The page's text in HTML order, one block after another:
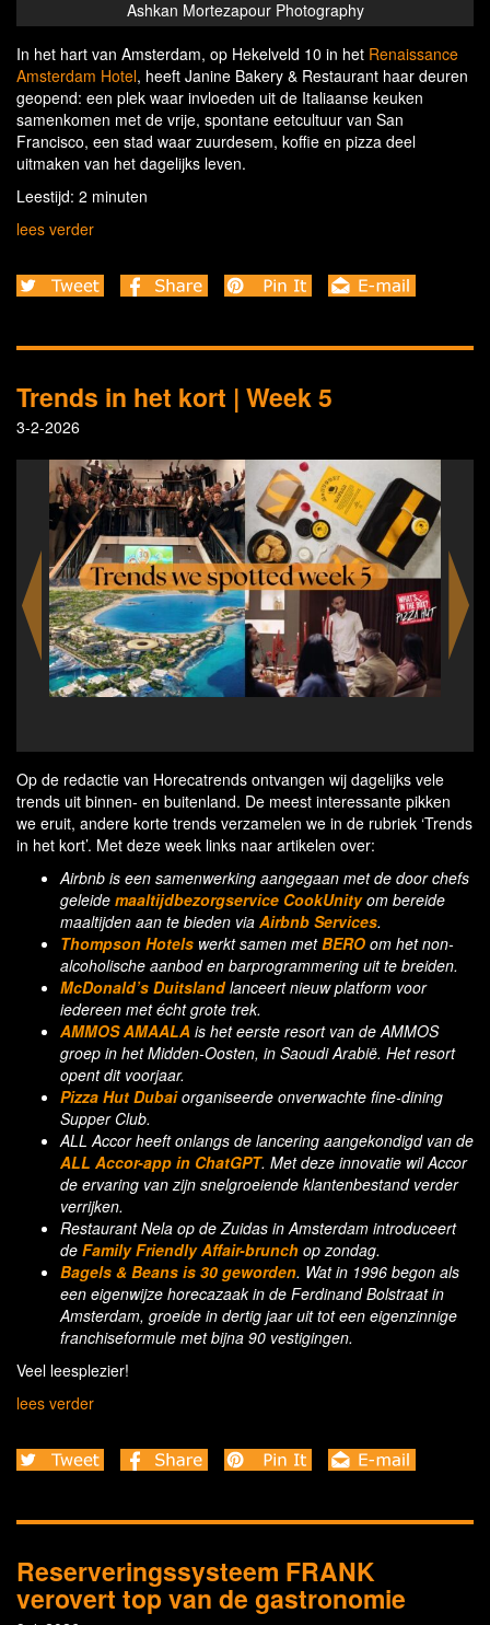
Ashkan Mortezapour Photography
In het hart van Amsterdam, op Hekelveld 10 in het Renaissance
Amsterdam Hotel, heeft Janine Bakery & Restaurant haar deuren
geopend: een plek waar invloeden uit de Italiaanse keuken
samenkomen met de vrije, spontane eetcultuur van San
Francisco, een stad waar zuurdesem, koffie en pizza deel
uitmaken van het dagelijks leven.
Leestijd: 2 minuten
lees verder
Trends in het kort | Week 5
3-2-2026
Op de redactie van Horecatrends ontvangen wij dagelijks vele
trends uit binnen- en buitenland. De meest interessante pikken
we eruit, andere korte trends verzamelen we in de rubriek ‘Trends
in het kort’. Met deze week links naar artikelen over:
Airbnb is een samenwerking aangegaan met de door chefs
geleide maaltijdbezorgservice CookUnityom bereide
maaltijden aan te bieden via Airbnb Services.
Thompson Hotels werkt samen metBERO om het non-
alcoholische aanbod en barprogrammering uit te breiden.
McDonald’s Duitslandlanceert nieuw platform voor
iedereen met écht grote trek.
AMMOS AMAALA is het eerste resort van de AMMOS
groep in het Midden-Oosten, in Saoudi Arabië. Het resort
opent dit voorjaar.
Pizza Hut Dubaiorganiseerde onverwachte fine-dining
Supper Club.
ALL Accor heeft onlangs de lancering aangekondigd van de
ALL Accor-app in ChatGPT. Met deze innovatie wil Accor
de ervaring van zijn snelgroeiende klantenbestand verder
verrijken.
Restaurant Nela op de Zuidas in Amsterdam introduceert
de Family Friendly Affair-brunch op zondag.
Bagels & Beans is 30 geworden. Wat in 1996 begon als
een eigenwijze horecazaak in de Ferdinand Bolstraat in
Amsterdam, groeide in dertig jaar uit tot een eigenzinnige
franchiseformule met bijna 90 vestigingen.
Veel leesplezier!
lees verder
Reserveringssysteem FRANK
verovert top van de gastronomie